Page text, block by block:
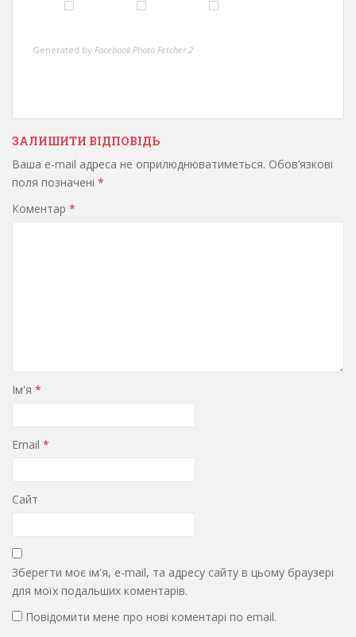
Generated by Facebook Photo Fetcher 2
ЗАЛИШИТИ ВІДПОВІДЬ
Ваша e-mail адреса не оприлюднюватиметься. Обов’язкові
поля позначені *
Коментар *
Ім'я *
Email *
Сайт
Зберегти моє ім'я, e-mail, та адресу сайту в цьому браузері
для моїх подальших коментарів.
Повідомити мене про нові коментарі по email.